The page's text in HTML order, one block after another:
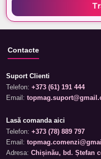
Contacte
Suport Clienti
Telefon: +373 (61) 191 444
Email:
Lasă comanda aici
Telefon: +373 (78) 889 797
Email:
Adresa: Chișinău, bd. Ștefan